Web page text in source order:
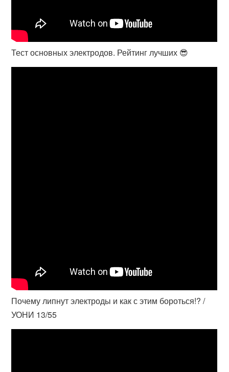
Тест основных электродов. Рейтинг лучших 😎
Почему липнут электроды и как с этим бороться!? /
УОНИ 13/55